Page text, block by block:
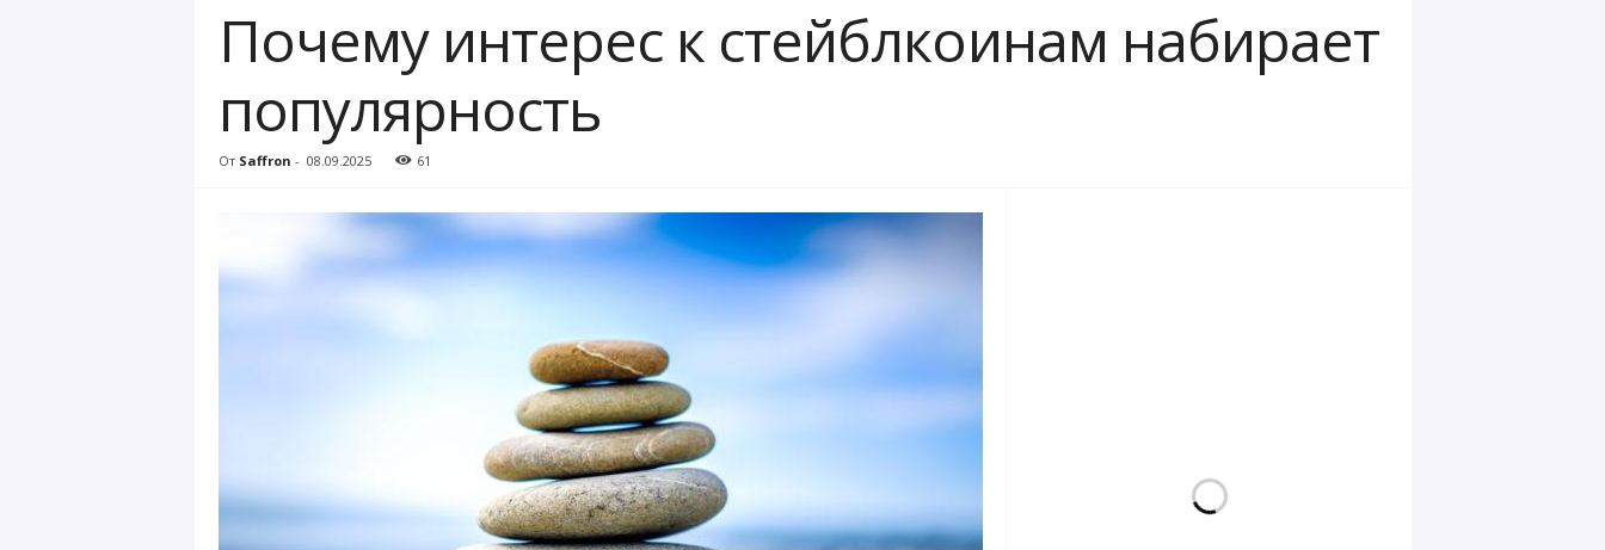
Почему интерес к стейблкоинам набирает
популярность
От Saffron - 08.09.2025 61